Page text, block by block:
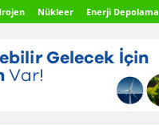
Nükleer Enerji Depolama